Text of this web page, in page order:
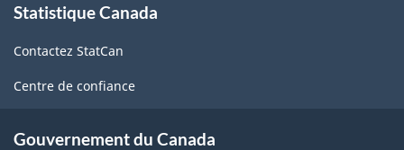
propos
ce
site
Statistique Canada
Contactez StatCan
Centre de confiance
Gouvernement du Canada